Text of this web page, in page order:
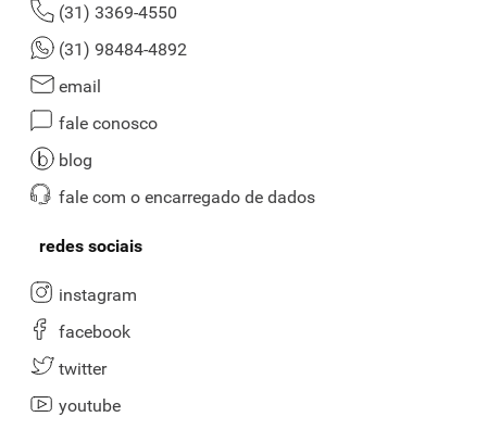
(31) 3369-4550
(31) 98484-4892
email
fale conosco
blog
fale com o encarregado de dados
redes sociais
instagram
facebook
twitter
youtube